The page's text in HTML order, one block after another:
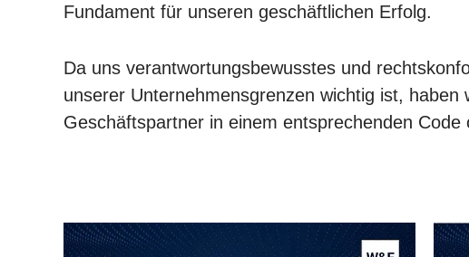
Fundament für unseren geschäftlichen Erfolg.
Da uns verantwortungsbewusstes und
unserer Unternehmensgrenzen wichtig ist, haben
Geschäftspartner in einem entsprechenden Code